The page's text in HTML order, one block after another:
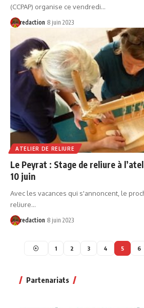
(CCPAP) organise ce vendredi…
redaction 8 juin 2023
ATELIER DE RELIURE
Le Peyrat : Stage de reliure à
10 juin
Avec les vacances qui s'annoncent, le
reliure…
redaction 8 juin 2023
1 2 3 4 5 6
Partenariats